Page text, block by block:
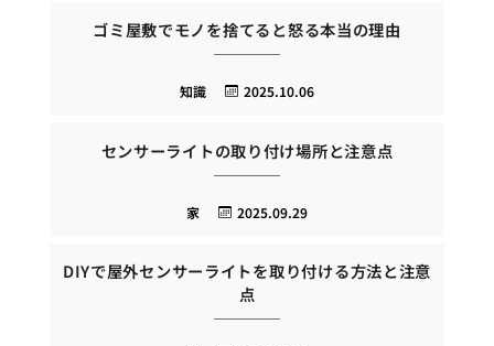
ゴミ屋敷でモノを捨てると怒る本当の理由
2025.10.06
知識
センサーライトの取り付け場所と注意点
2025.09.29
家
DIYで屋外センサーライトを取り付ける方法と注意
点